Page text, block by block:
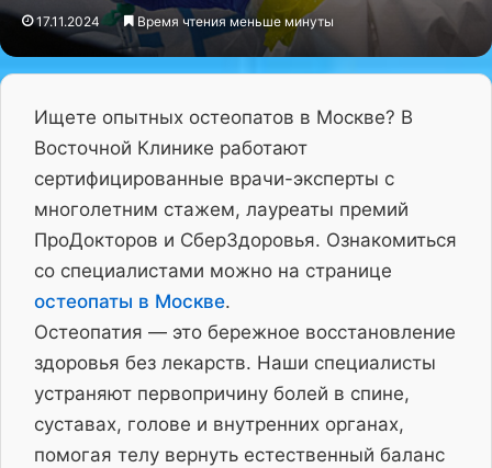
17.11.2024 Время чтения меньше минуты
Ищете опытных остеопатов в Москве? В
Восточной Клинике работают
сертифицированные врачи-эксперты с
многолетним стажем, лауреаты премий
ПроДокторов и СберЗдоровья. Ознакомиться
со специалистами можно на странице
остеопаты в Москве.
Остеопатия — это бережное восстановление
здоровья без лекарств. Наши специалисты
устраняют первопричину болей в спине,
суставах, голове и внутренних органах,
помогая телу вернуть естественный баланс